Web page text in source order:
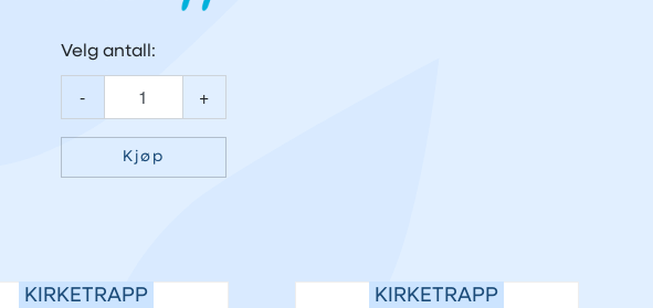
Velg antall:
- +
Kjøp
KIRKETRAPP KIRKETRAPP